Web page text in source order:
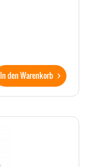
In den Warenkorb